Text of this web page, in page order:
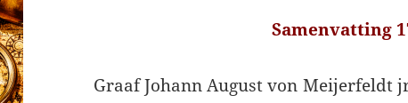
Samenvatting
Graaf Johann August von Meijerfeldt